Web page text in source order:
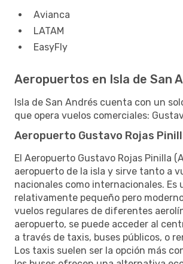
Avianca
LATAM
EasyFly
Aeropuertos en Isla de San
Isla de San Andrés cuenta con un
que opera vuelos comerciales:
Aeropuerto Gustavo Rojas
El Aeropuerto Gustavo Rojas Pinilla
aeropuerto de la isla y sirve tanto a
nacionales como internacionales. Es
relativamente pequeño pero
vuelos regulares de diferentes
aeropuerto, se puede acceder al
a través de taxis, buses públicos, o
Los taxis suelen ser la opción más